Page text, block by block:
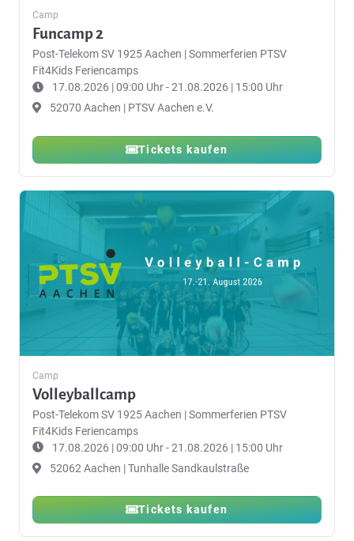
Camp
Funcamp 2
Post-Telekom SV 1925 Aachen |Sommerferien PTSV
Fit4Kids Feriencamps
17.08.2026 | 09:00 Uhr - 21.08.2026 | 15:00 Uhr
52070 Aachen | PTSV Aachen e.V.
Tickets kaufen
Camp
Volleyballcamp
Post-Telekom SV 1925 Aachen |Sommerferien PTSV
Fit4Kids Feriencamps
17.08.2026 | 09:00 Uhr - 21.08.2026 | 15:00 Uhr
52062 Aachen | Tunhalle Sandkaulstraße
Tickets kaufen